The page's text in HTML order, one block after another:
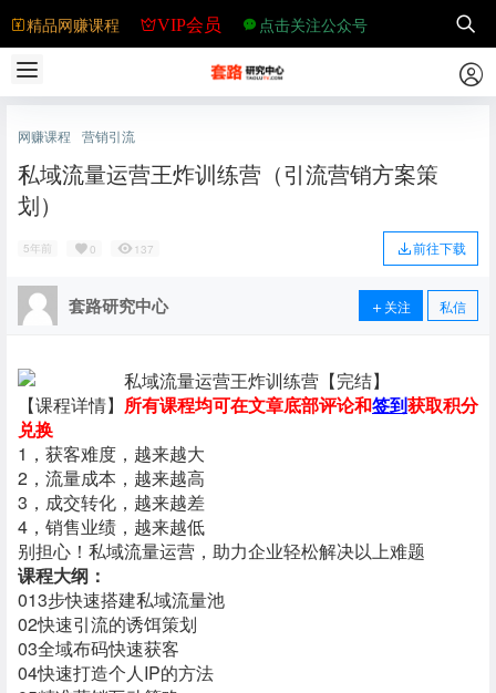
精品网赚课程 VIP会员 点击关注公众号
网赚课程 营销引流
私域流量运营王炸训练营（引流营销方案策
划）
5年前 0 137 前往下载
套路研究中心 关注 私信
【课程详情】 所有课程均可在文章底部评论和签到获取积分
兑换
1，获客难度，越来越大
2，流量成本，越来越高
3，成交转化，越来越差
4，销售业绩，越来越低
别担心！私域流量运营，助力企业轻松解决以上难题
课程大纲：
013步快速搭建私域流量池
02快速引流的诱饵策划
03全域布码快速获客
04快速打造个人IP的方法